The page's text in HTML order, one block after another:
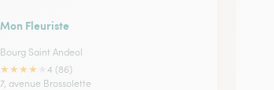
Mon Fleuriste
Bourg Saint Andeol
★★★★
4 (86)
7, avenue Brossolette